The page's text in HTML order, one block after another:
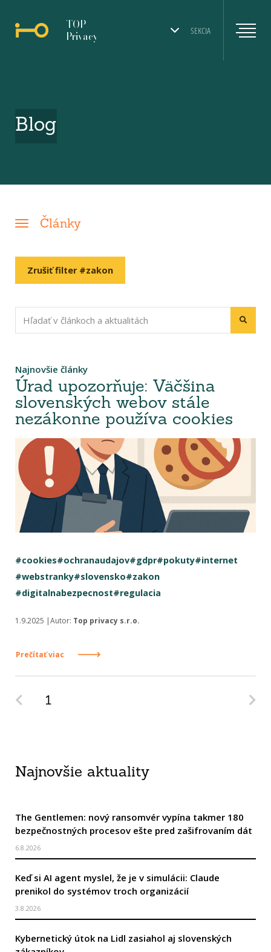
SEKCIA
TOP
Privacy
Blog
Články
Zrušiť filter #zakon
Najnovšie články
Úrad upozorňuje: Väčšina
slovenských webov stále
nezákonne používa cookies
#cookies#ochranaudajov#gdpr#pokuty#internet
#webstranky#slovensko#zakon
#digitalnabezpecnost#regulacia
1.9.2025 |Autor: Top privacy s.r.o.
Prečítať viac
Predchádzajúca strana
1
Najnovšie aktuality
The Gentlemen: nový ransomvér vypína takmer 180
bezpečnostných procesov ešte pred zašifrovaním dát
6.8.2026
Keď si AI agent myslel, že je v simulácii: Claude
prenikol do systémov troch organizácií
3.8.2026
Kybernetický útok na Lidl zasiahol aj slovenských